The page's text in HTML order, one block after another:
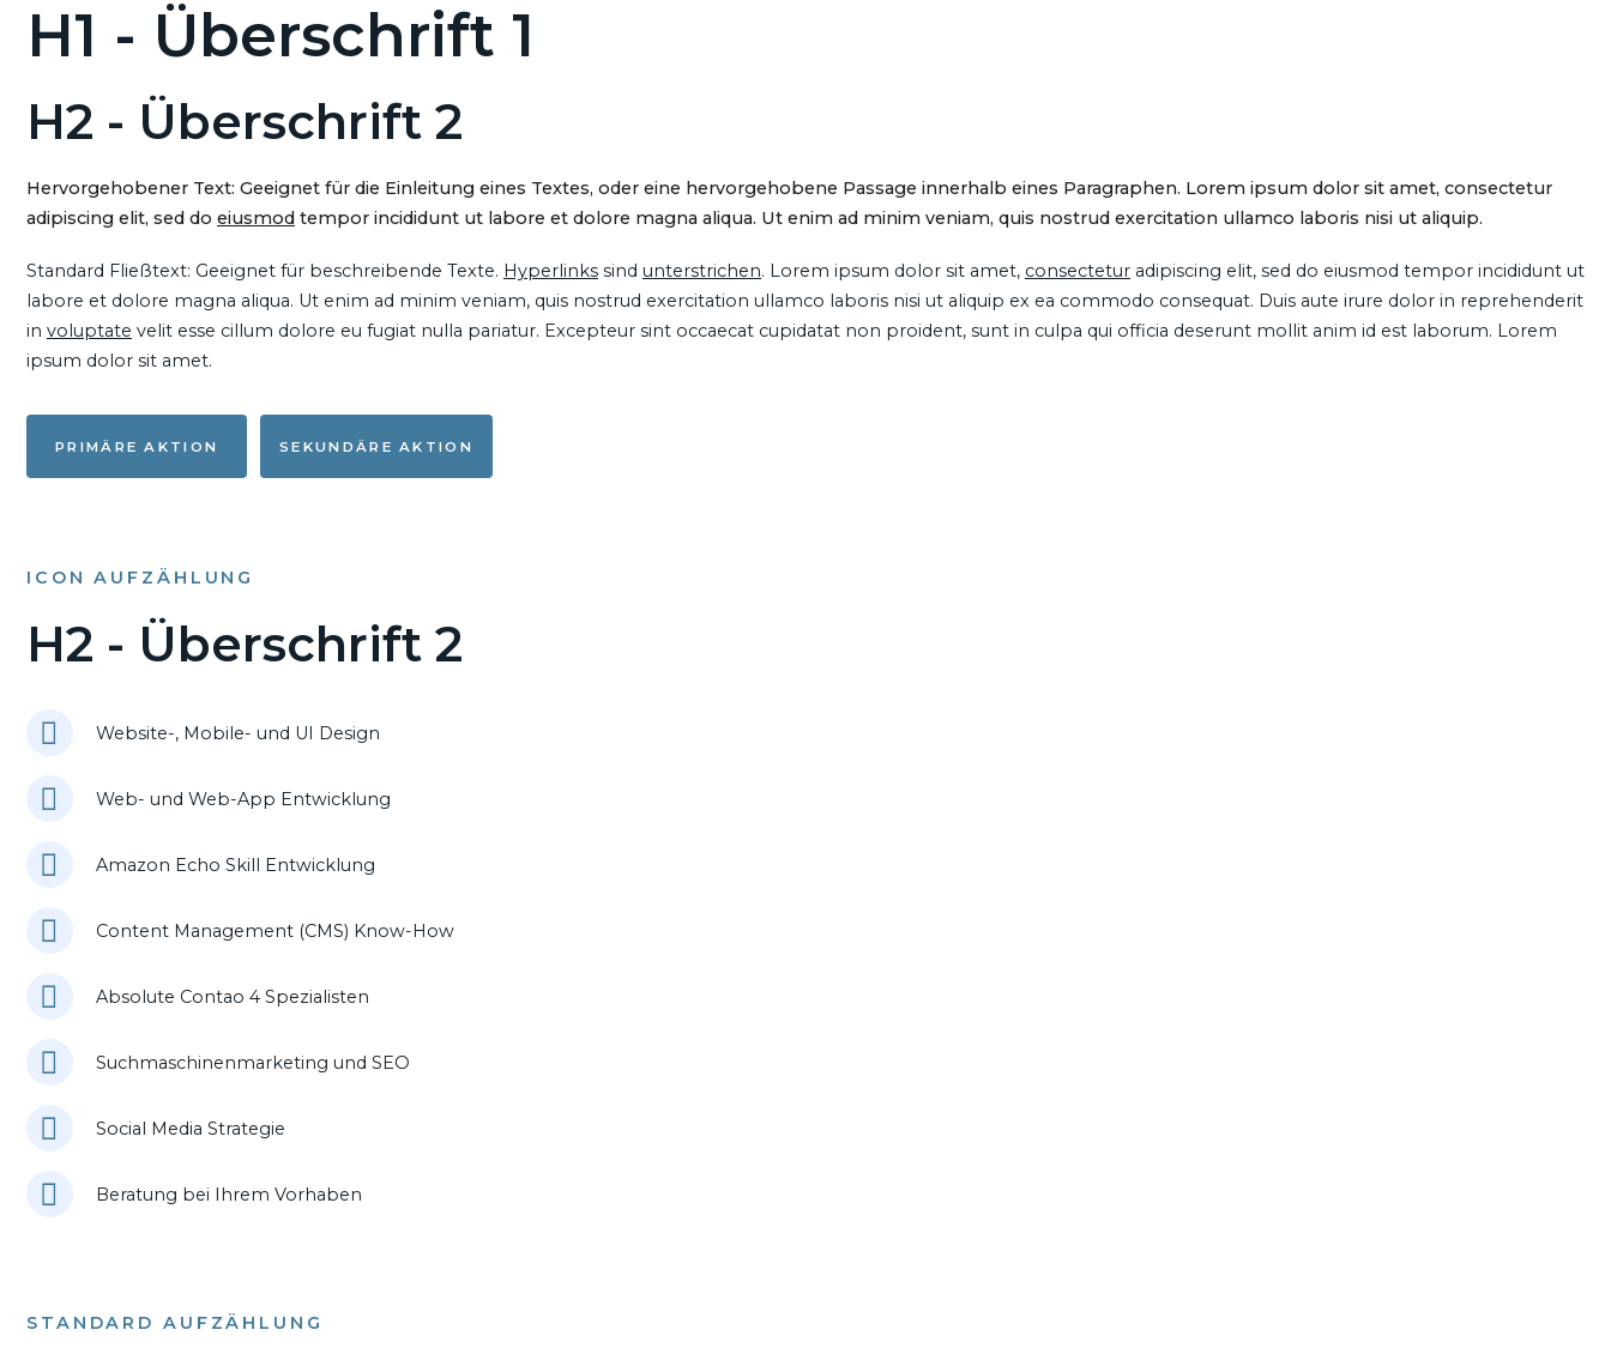
H1 - Überschrift 1
H2 - Überschrift 2
Hervorgehobener Text: Geeignet für die Einleitung eines Textes, oder eine hervorgehobene Passage innerhalb eines Paragraphen. Lorem ipsum dolor sit amet, consectetur
adipiscing elit, sed do eiusmod tempor incididunt ut labore et dolore magna aliqua. Ut enim ad minim veniam, quis nostrud exercitation ullamco laboris nisi ut aliquip.
Standard Fließtext: Geeignet für beschreibende Texte. Hyperlinks sind unterstrichen. Lorem ipsum dolor sit amet, consectetur adipiscing elit, sed do eiusmod tempor incididunt ut
labore et dolore magna aliqua. Ut enim ad minim veniam, quis nostrud exercitation ullamco laboris nisi ut aliquip ex ea commodo consequat. Duis aute irure dolor in reprehenderit
in voluptate velit esse cillum dolore eu fugiat nulla pariatur. Excepteur sint occaecat cupidatat non proident, sunt in culpa qui officia deserunt mollit anim id est laborum. Lorem
ipsum dolor sit amet.
PRIMÄRE AKTION SEKUNDÄRE AKTION
ICON AUFZÄHLUNG
H2 - Überschrift 2
Website-, Mobile- und UI Design
Web- und Web-App Entwicklung
Amazon Echo Skill Entwicklung
Content Management (CMS) Know-How
Absolute Contao 4 Spezialisten
Suchmaschinenmarketing und SEO
Social Media Strategie
Beratung bei Ihrem Vorhaben
STANDARD AUFZÄHLUNG